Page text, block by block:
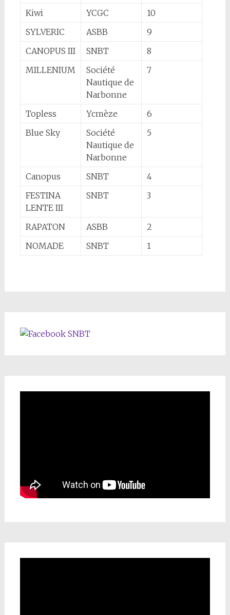
Kiwi
YCGC
10
SYLVERIC
ASBB
9
CANOPUS III
SNBT
8
MILLENIUM
Société
Nautique de
Narbonne
7
Topless Ycmèze
6
Blue Sky
Société
Nautique de
Narbonne
5
Canopus SNBT
4
FESTINA
LENTE III
SNBT 3
RAPATON ASBB
2
NOMADE
SNBT 1
SNBT